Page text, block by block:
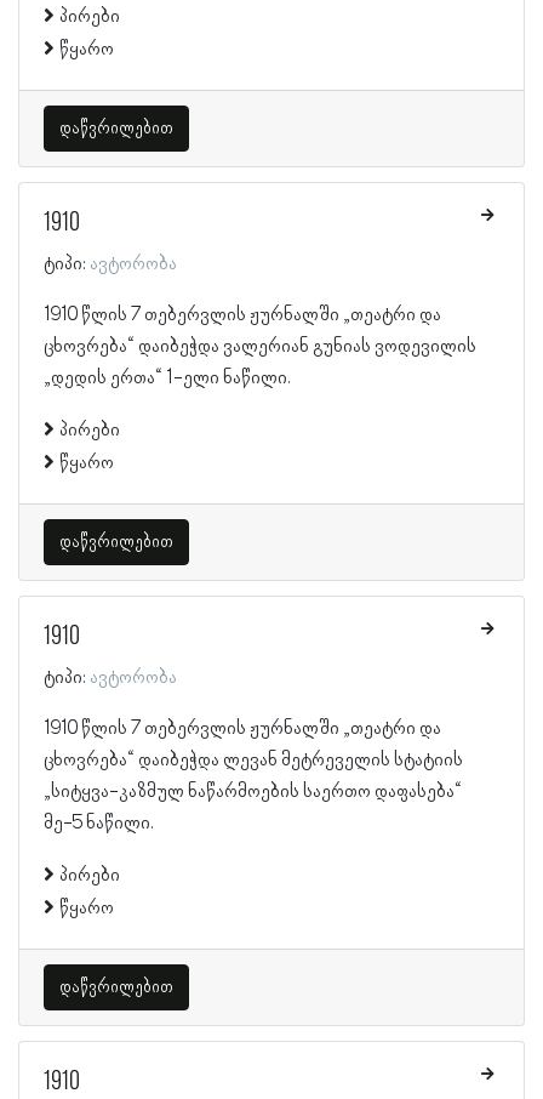
პირები
წყარო
დაწვრილებით
1910
ტიპი: ავტორობა
1910 წლის 7 თებერვლის ჟურნალში „თეატრი და
ცხოვრება“ დაიბეჭდა ვალერიან გუნიას ვოდევილის
„დედის ერთა“ 1-ელი ნაწილი.
პირები
წყარო
დაწვრილებით
1910
ტიპი: ავტორობა
1910 წლის 7 თებერვლის ჟურნალში „თეატრი და
ცხოვრება“ დაიბეჭდა ლევან მეტრეველის სტატიის
„სიტყვა-კაზმულ ნაწარმოების საერთო დაფასება“
მე-5 ნაწილი.
პირები
წყარო
დაწვრილებით
1910